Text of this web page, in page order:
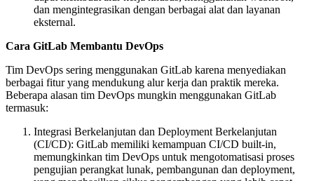
dan mengintegrasikan dengan berbagai alat dan layanan
eksternal.
Cara GitLab Membantu DevOps
Tim DevOps sering menggunakan GitLab karena menyediakan
berbagai fitur yang mendukung alur kerja dan praktik mereka.
Beberapa alasan tim DevOps mungkin menggunakan GitLab
termasuk:
Integrasi Berkelanjutan dan Deployment Berkelanjutan
(CI/CD): GitLab memiliki kemampuan CI/CD built-in,
memungkinkan tim DevOps untuk mengotomatisasi proses
pengujian perangkat lunak, pembangunan dan deployment,